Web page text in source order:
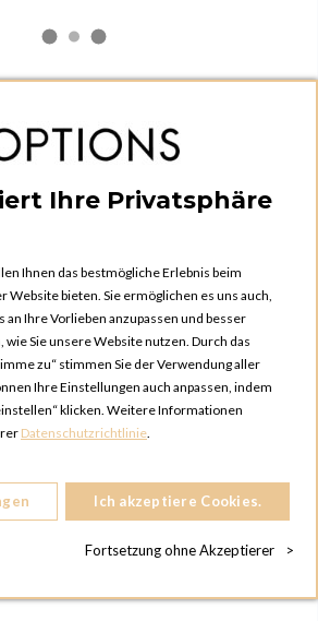
Leinen Weiss 270 x 500 cm
Ihre Privatsphäre
Ihnen das bestmögliche Erlebnis beim
Website bieten. Sie ermöglichen es uns auch,
Ihre Vorlieben anzupassen und besser
Sie unsere Website nutzen. Durch das
zu“ stimmen Sie der Verwendung aller
Ihre Einstellungen auch anpassen, indem
klicken. Weitere Informationen
Datenschutzrichtlinie.
Ich akzeptiere Cookies.
Fortsetzung ohne Akzeptierer >